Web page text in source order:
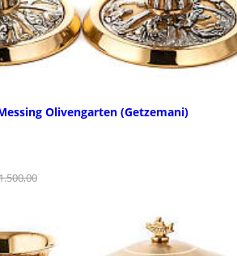
Olivengarten (Getzemani)